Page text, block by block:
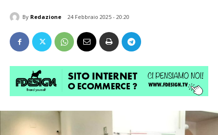
By Redazione 24 Febbraio 2025 - 20:20